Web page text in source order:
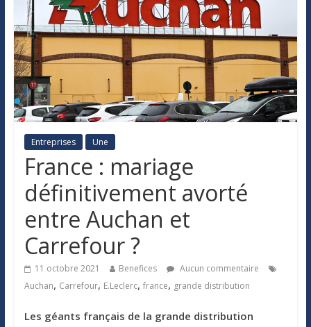
Entreprises Une
France : mariage
définitivement avorté
entre Auchan et
Carrefour ?
11 octobre 2021 Benefices
Aucun commentaire
Auchan, Carrefour, E.Leclerc, france, grande distribution
Les géants français de la grande distribution